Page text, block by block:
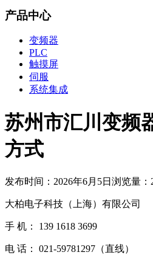
产品中心
变频器
PLC
触摸屏
伺服
系统集成
苏州市汇川变频
方式
发布时间：2026年6月5日 浏览量：
大柏电子科技（上海）有限公司
手 机： 139 1618 3699
电 话： 021-59781297（直线）